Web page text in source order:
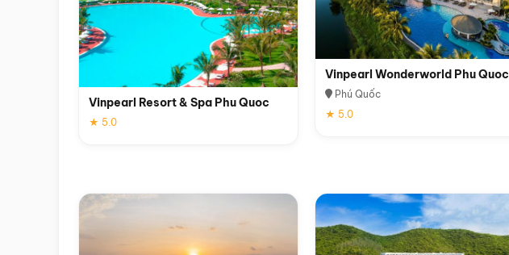
Vinpearl Resort & Spa Phu Quoc
★ 5.0
Vinpearl Wonderworld Phu Quoc
Phú Quốc
★ 5.0